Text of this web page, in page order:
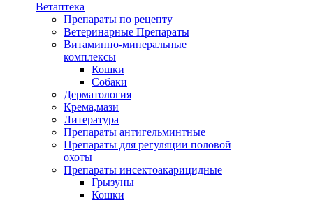
Ветаптека
Препараты по рецепту
Ветеринарные Препараты
Витаминно-минеральные
комплексы
Кошки
Собаки
Дерматология
Крема,мази
Литература
Препараты антигельминтные
Препараты для регуляции половой
охоты
Препараты инсектоакарицидные
Грызуны
Кошки